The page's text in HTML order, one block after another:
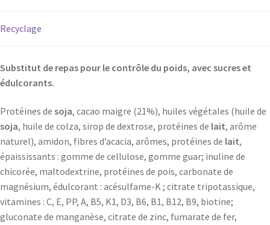
Recyclage
Substitut de repas pour le contrôle du poids, avec sucres et
édulcorants.
Protéines de soja, cacao maigre (21%), huiles végétales (huile de
soja, huile de colza, sirop de dextrose, protéines de lait, arôme
naturel), amidon, fibres d’acacia, arômes, protéines de lait,
épaississants : gomme de cellulose, gomme guar; inuline de
chicorée, maltodextrine, protéines de pois, carbonate de
magnésium, édulcorant : acésulfame-K ; citrate tripotassique,
vitamines : C, E, PP, A, B5, K1, D3, B6, B1, B12, B9, biotine;
gluconate de manganèse, citrate de zinc, fumarate de fer,